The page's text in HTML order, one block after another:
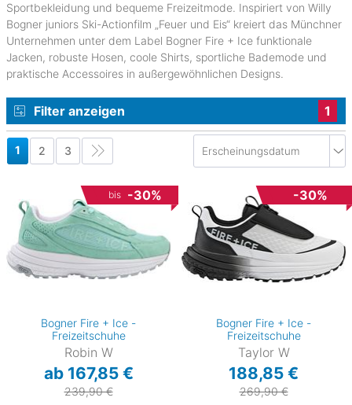
Sportbekleidung und bequeme Freizeitmode. Inspiriert von Willy
Bogner juniors Ski-Actionfilm „Feuer und Eis“ kreiert das Münchner
Unternehmen unter dem Label Bogner Fire + Ice funktionale
Jacken, robuste Hosen, coole Shirts, sportliche Bademode und
praktische Accessoires in außergewöhnlichen Designs.
Filter anzeigen 1
1 2 3
bis -30%
Bogner Fire + Ice -
Freizeitschuhe
Robin W
ab 167,85 €
239,90 €
-30%
Bogner Fire + Ice -
Freizeitschuhe
Taylor W
188,85 €
269,90 €